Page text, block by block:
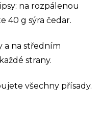
na rozpálenou
40 g sýra čedar.
a na středním
strany.
všechny přísady.